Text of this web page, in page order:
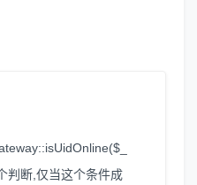
判断,仅当这个条件成